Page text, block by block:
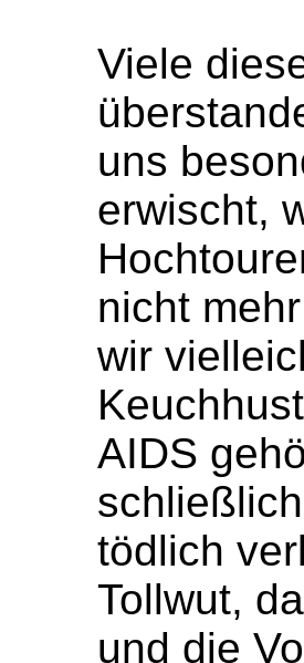
Viele
uns
erwischt,
nicht
wir
AIDS
tödlich
Tollwut,
und die